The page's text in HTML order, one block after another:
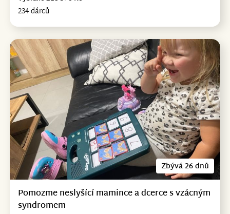
234 dárců
Zbývá 26 dnů
Pomozme neslyšící mamince a dcerce s vzácným
syndromem